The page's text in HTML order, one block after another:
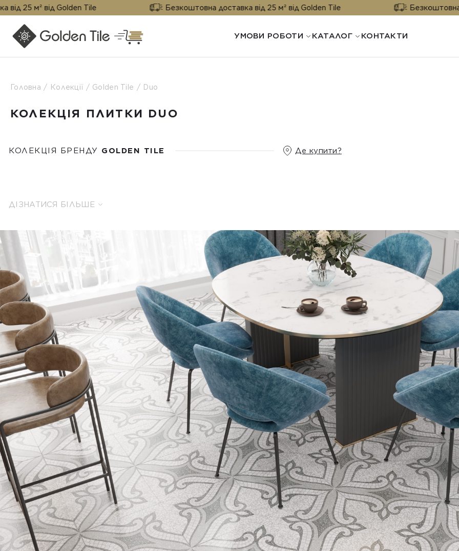
м² від Golden Tile Безкоштовна доставка від 25 м² від Golden Tile Безкоштовна
УМОВИ РОБОТИ КАТАЛОГ КОНТАКТИ
Головна Колекції Golden Tile Duo
КОЛЕКЦІЯ ПЛИТКИ DUO
КОЛЕКЦІЯ БРЕНДУ GOLDEN TILE Де купити?
ДІЗНАТИСЯ БІЛЬШЕ